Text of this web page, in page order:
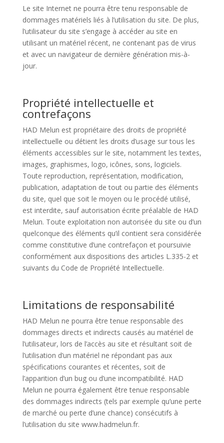
Le site Internet ne pourra être tenu responsable de
dommages matériels liés à l’utilisation du site. De plus,
l’utilisateur du site s’engage à accéder au site en
utilisant un matériel récent, ne contenant pas de virus
et avec un navigateur de dernière génération mis-à-
jour.
Propriété intellectuelle et
contrefaçons
HAD Melun est propriétaire des droits de propriété
intellectuelle ou détient les droits d’usage sur tous les
éléments accessibles sur le site, notamment les textes,
images, graphismes, logo, icônes, sons, logiciels.
Toute reproduction, représentation, modification,
publication, adaptation de tout ou partie des éléments
du site, quel que soit le moyen ou le procédé utilisé,
est interdite, sauf autorisation écrite préalable de HAD
Melun. Toute exploitation non autorisée du site ou d’un
quelconque des éléments qu’il contient sera considérée
comme constitutive d’une contrefaçon et poursuivie
conformément aux dispositions des articles L.335-2 et
suivants du Code de Propriété Intellectuelle.
Limitations de responsabilité
HAD Melun ne pourra être tenue responsable des
dommages directs et indirects causés au matériel de
l’utilisateur, lors de l’accès au site et résultant soit de
l’utilisation d’un matériel ne répondant pas aux
spécifications courantes et récentes, soit de
l’apparition d’un bug ou d’une incompatibilité. HAD
Melun ne pourra également être tenue responsable
des dommages indirects (tels par exemple qu’une perte
de marché ou perte d’une chance) consécutifs à
l’utilisation du site www.hadmelun.fr.